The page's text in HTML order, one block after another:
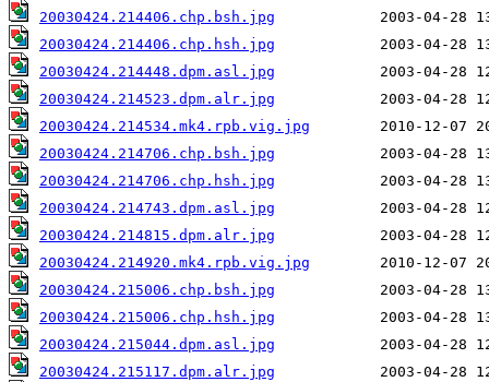
20030424.214406.chp.bsh.jpg
20030424.214406.chp.hsh.jpg
20030424.214448.dpm.asl.jpg
20030424.214523.dpm.alr.jpg
20030424.214534.mk4.rpb.vig.jpg
20030424.214706.chp.bsh.jpg
20030424.214706.chp.hsh.jpg
20030424.214743.dpm.asl.jpg
20030424.214815.dpm.alr.jpg
20030424.214920.mk4.rpb.vig.jpg
20030424.215006.chp.bsh.jpg
20030424.215006.chp.hsh.jpg
20030424.215044.dpm.asl.jpg
20030424.215117.dpm.alr.jpg